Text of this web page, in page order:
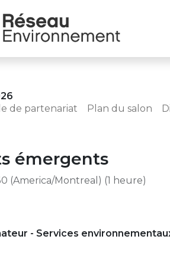
de partenariat Plan du salon
émergents
(America/Montreal ) (1 heure)
- Services